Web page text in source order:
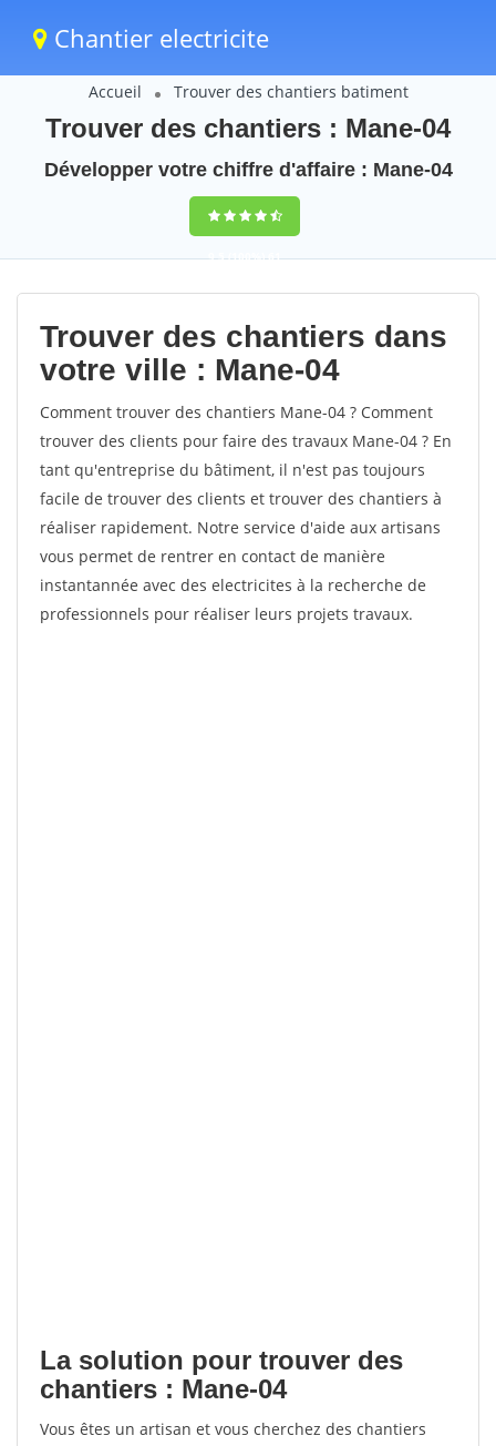
Chantier electricite
Accueil Trouver des chantiers batiment
Trouver des chantiers : Mane-04
Développer votre chiffre d'affaire : Mane-04
9,5(100%)61
votes
Trouver des chantiers dans
votre ville : Mane-04
Comment trouver des chantiers Mane-04 ? Comment
trouver des clients pour faire des travaux Mane-04 ? En
tant qu'entreprise du bâtiment, il n'est pas toujours
facile de trouver des clients et trouver des chantiers à
réaliser rapidement. Notre service d'aide aux artisans
vous permet de rentrer en contact de manière
instantannée avec des electricites à la recherche de
professionnels pour réaliser leurs projets travaux.
La solution pour trouver des
chantiers : Mane-04
Vous êtes un artisan et vous cherchez des chantiers